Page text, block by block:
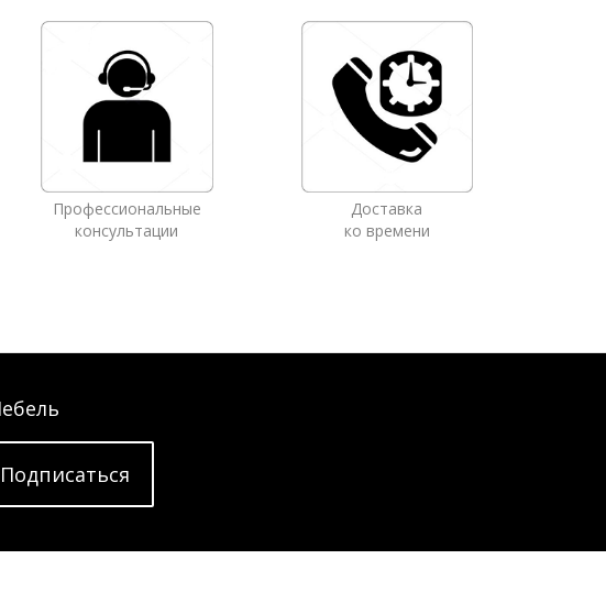
Профессиональные
консультации
Доставка
ко времени
Подписатьcя